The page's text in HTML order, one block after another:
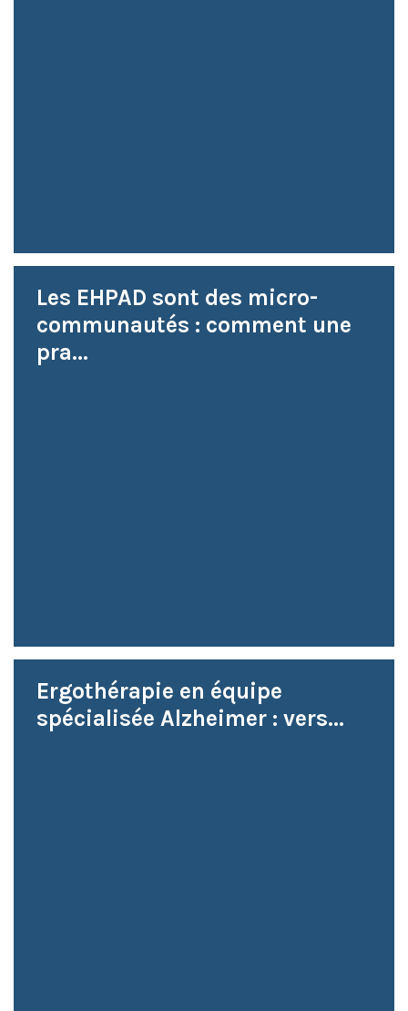
Les EHPAD sont des micro-
communautés : comment une
pra...
Ergothérapie en équipe
spécialisée Alzheimer : vers...